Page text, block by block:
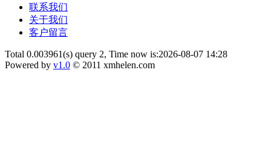
联系我们
关于我们
客户留言
Total 0.003961(s) query 2, Time now is:2026-08-07 14:28
Powered by v1.0 © 2011 xmhelen.com